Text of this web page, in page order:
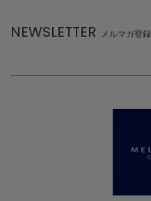
NEWSLETTER メルマガ登録